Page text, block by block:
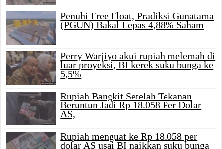
Penuhi Free Float, Pradiksi Gunatama
(PGUN) Bakal Lepas 4,88% Saham
Perry Warjiyo akui rupiah melemah di
luar proyeksi, BI kerek suku bunga ke
5,5%
Rupiah Bangkit Setelah Tekanan
Beruntun Jadi Rp 18.058 Per Dolar
AS,
Rupiah menguat ke Rp 18.058 per
dolar AS usai BI naikkan suku bunga